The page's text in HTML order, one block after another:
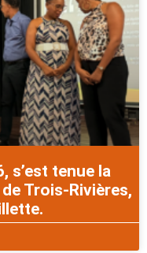
s’est tenue la
Trois-Rivières,